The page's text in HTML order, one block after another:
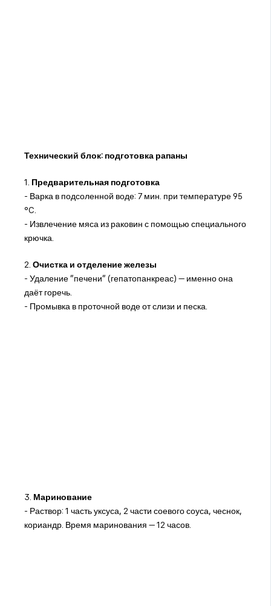
Технический блок: подготовка рапаны
1. Предварительная подготовка
- Варка в подсоленной воде: 7 мин. при температуре 95
°C.
- Извлечение мяса из раковин с помощью специального
крючка.
2. Очистка и отделение железы
- Удаление "печени" (гепатопанкреас) — именно она
даёт горечь.
- Промывка в проточной воде от слизи и песка.
3. Маринование
- Раствор: 1 часть уксуса, 2 части соевого соуса, чеснок,
кориандр. Время маринования — 12 часов.